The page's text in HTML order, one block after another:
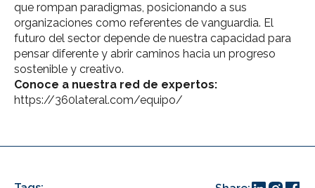
que rompan paradigmas, posicionando a sus
organizaciones como referentes de vanguardia. El
futuro del sector depende de nuestra capacidad para
pensar diferente y abrir caminos hacia un progreso
sostenible y creativo.
Conoce a nuestra red de expertos:
https://360lateral.com/equipo/